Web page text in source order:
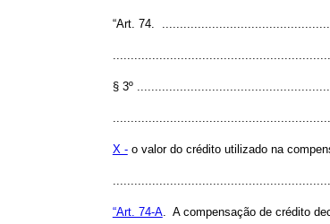
“Art. 74.
§ 3º
X -o valor do crédito utilizado na
“Art. 74-A. A compensação de crédito